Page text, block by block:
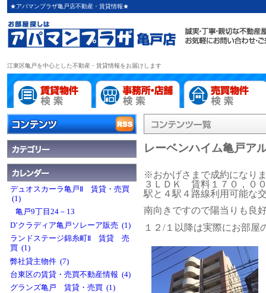
★アパマンプラザ亀戸店不動産・賃貸情報★
江東区亀戸を中心とした不動産・賃貸情報をお届けします
レーベンハイム亀戸
※おかげさまで成約になり
３ＬＤＫ 賃料１７０，０
駅と４駅４路線利用可能な
南向きですので陽当りも良
１２/１以降は実際にお部
デュオスカーラ亀戸Ⅱ 賃貸・売買
(1)
亀戸9丁目24－13
D’クラディア亀戸ソレーア販売 (1)
ランドステージ錦糸町Ⅱ 賃貸 売
買 (1)
弊社貸主物件 (7)
台東区の賃貸・売買不動産情報 (4)
グランズ亀戸 賃貸・売買 (1)